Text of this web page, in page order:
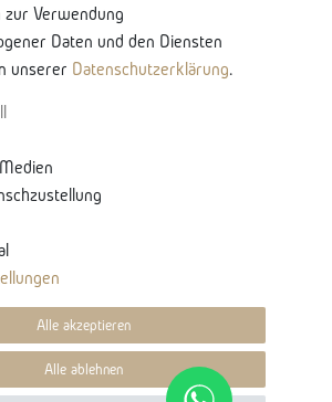
& Pflege
Vertrag Widerrufen -
Widerrufsbutton
© 2021 Villa Möbel
zur Verwendung
Daten und den Diensten
unserer Daten­schutz­erklärung.
Alle akzeptieren
Alle ablehnen